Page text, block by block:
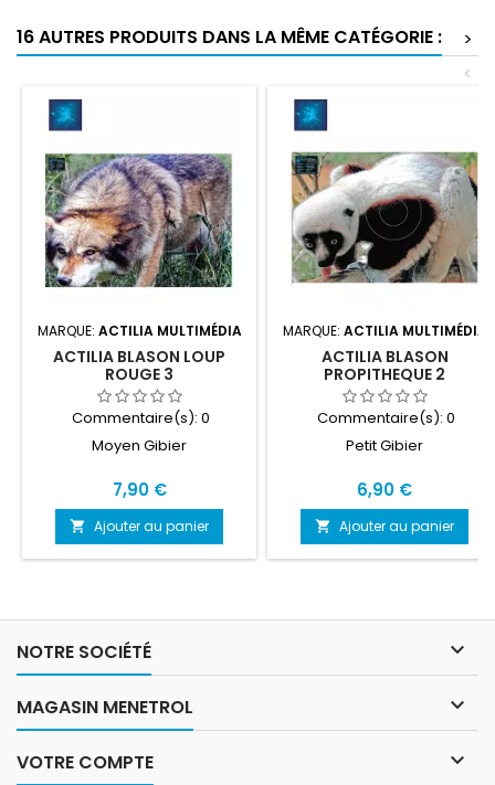
16 AUTRES PRODUITS DANS LA MÊME CATÉGORIE :
>
<
MARQUE: ACTILIA MULTIMÉDIA
ACTILIA BLASON LOUP
ROUGE 3
Commentaire(s): 0
Moyen Gibier
Prix
7,90 €
 Ajouter au panier
MARQUE: ACTILIA MULTIMÉDIA
ACTILIA BLASON
PROPITHEQUE 2
Commentaire(s): 0
Petit Gibier
Prix
6,90 €
 Ajouter au panier
NOTRE SOCIÉTÉ 
MAGASIN MENETROL 
VOTRE COMPTE 